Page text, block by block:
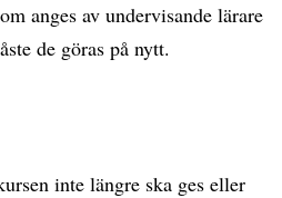
anges av undervisande lärare
de göras på nytt.
inte längre ska ges eller